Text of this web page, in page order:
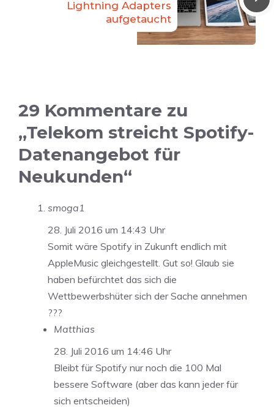
Lightning Adapters
aufgetaucht
29 Kommentare zu
„Telekom streicht Spotify-
Datenangebot für
Neukunden“
smoga1
28. Juli 2016 um 14:43 Uhr
Somit wäre Spotify in Zukunft endlich mit
AppleMusic gleichgestellt. Gut so! Glaub sie
haben befürchtet das sich die
Wettbewerbshüter sich der Sache annehmen
???
Matthias
28. Juli 2016 um 14:46 Uhr
Bleibt für Spotify nur noch die 100 Mal
bessere Software (aber das kann jeder für
sich entscheiden)